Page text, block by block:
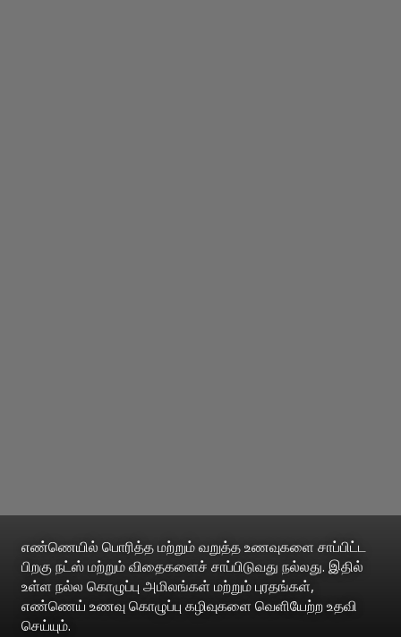
எண்ணெயில் பொரித்த மற்றும் வறுத்த உணவுகளை சாப்பிட்ட
பிறகு நட்ஸ் மற்றும் விதைகளைச் சாப்பிடுவது நல்லது. இதில்
உள்ள நல்ல கொழுப்பு அமிலங்கள் மற்றும் புரதங்கள்,
எண்ணெய் உணவு கொழுப்பு கழிவுகளை வெளியேற்ற உதவி
செய்யும்.